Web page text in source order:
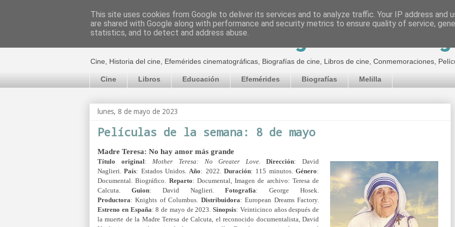
El cultural cinematográfico de Jorge
Cine, Historia del cine, Efemérides cinematográficas, Biografías de cine, Libros de cine, Conmemoraciones,
Cine Libros Educación Efemérides Biografías Melilla
lunes, 8 de mayo de 2023
Películas de la semana: 8 de mayo
Madre Teresa: No hay amor más grande
Título original: Mother Teresa: No Greater Love.Dirección: David
Naglieri.País: Estados Unidos. Año: 2022.Duración: 115 minutos.Género:
Documental. Biográfico. Reparto: Documental, Imagen de archivo: Teresa de
Calcuta. Guion: David Naglieri.Fotografía: George Hosek.
Productora: Knights of Columbus. Distribuidora: European Dreams Factory.
Estreno en España: 8 de mayo de 2023. Sinopsis: Veinticinco años después de
la muerte de la Madre Teresa de Calcuta, el reconocido documentalista, David
This site uses cookies from Google to deliver its services and to analyze traffic. Your IP address and
are shared with Google along with performance and security metrics to ensure quality of service,
statistics, and to detect and address abuse.